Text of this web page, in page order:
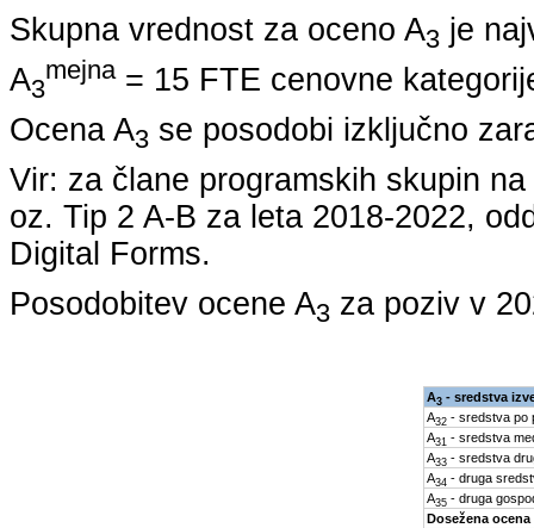
Skupna vrednost za oceno A3 je
A3
mejna= 15 FTE cenovne
Ocena A3 se posodobi izključno
Vir: za člane programskih skupin
oz. Tip 2 A-B za leta 2018-2022,
Digital Forms.
Posodobitev ocene A3 za poziv v
A3- sredstva
A32- sredstva po
A31 - sredstva
A33- sredstva
A34 - druga
A35- druga
Dosežena ocena